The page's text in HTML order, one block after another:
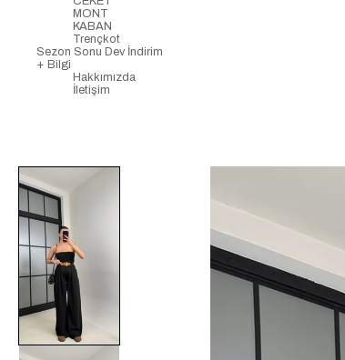
MONT
KABAN
Trençkot
Sezon Sonu Dev İndirim
+ Bilgi
Hakkımızda
İletişim